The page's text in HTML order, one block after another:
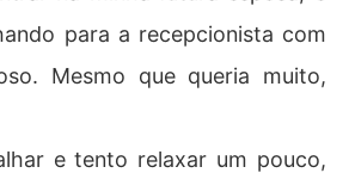
para a recepcionista com
Mesmo que queria muito,
e tento relaxar um pouco,